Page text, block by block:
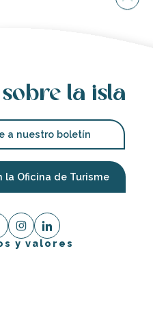
la isla
a nuestro boletín
la Oficina de Turisme
y valores